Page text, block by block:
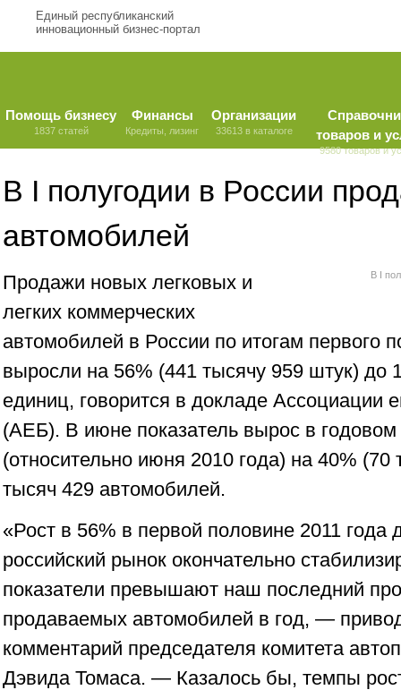
Единый республиканский
инновационный бизнес-портал
Помощь бизнесу
1837 статей
Финансы
Кредиты, лизинг
Организации
33613 в каталоге
товаров и
9580 товаров и
В I полугодии в России
автомобилей
В I
Продажи новых легковых и
легких коммерческих
автомобилей в России по итогам первого
выросли на 56% (441 тысячу 959 штук) до
единиц, говорится в докладе Ассоциации
(АЕБ). В июне показатель вырос в
(относительно июня 2010 года) на 40%
тысяч 429 автомобилей.
«Рост в 56% в первой половине 2011 года
российский рынок окончательно
показатели превышают наш последний
продаваемых автомобилей в год, —
комментарий председателя комитета
Дэвида Томаса. — Казалось бы, темпы